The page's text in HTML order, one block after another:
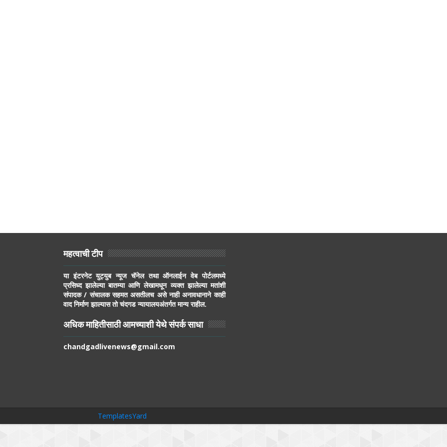
महत्वाची टीप
या इंटरनेट युट्युब न्यूज चॅनेल तथा ऑनलाईन वेब पोर्टलमध्ये
प्रसिध्द झालेल्या बातम्या आणि लेखामधून व्यक्त झालेल्या मतांशी
संपादक / संचालक सहमत असतीलच असे नाही अनावधानाने काही
वाद निर्माण झाल्यास तो चंदगड न्यायालयअंतर्गत मान्य राहील.
अधिक माहितीसाठी आमच्याशी येथे संपर्क साधा
chandgadlivenews@gmail.com